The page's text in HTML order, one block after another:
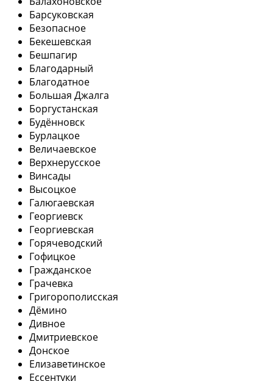
Барсуковская
Безопасное
Бекешевская
Бешпагир
Благодарный
Благодатное
Большая Джалга
Боргустанская
Будённовск
Бурлацкое
Величаевское
Верхнерусское
Винсады
Высоцкое
Галюгаевская
Георгиевск
Георгиевская
Горячеводский
Гофицкое
Гражданское
Грачевка
Григорополисская
Дёмино
Дивное
Дмитриевское
Донское
Елизаветинское
Ессентуки